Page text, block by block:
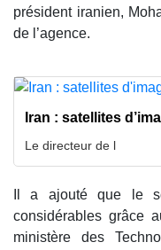
président iranien,
de l’agence.
Iran : satellites
Le directeur de l
Il a ajouté que le
considérables grâce
ministère des